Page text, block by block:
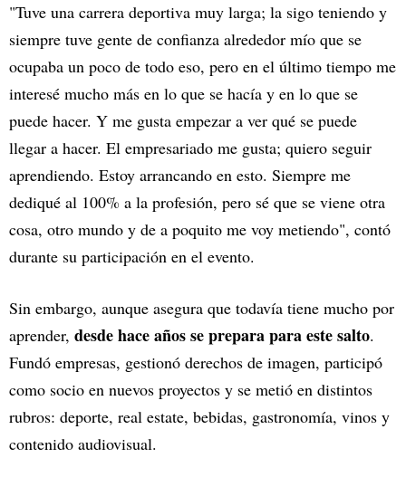
"Tuve una carrera deportiva muy larga; la sigo teniendo y
siempre tuve gente de confianza alrededor mío que se
ocupaba un poco de todo eso, pero en el último tiempo me
interesé mucho más en lo que se hacía y en lo que se
puede hacer. Y me gusta empezar a ver qué se puede
llegar a hacer. El empresariado me gusta; quiero seguir
aprendiendo. Estoy arrancando en esto. Siempre me
dediqué al 100% a la profesión, pero sé que se viene otra
cosa, otro mundo y de a poquito me voy metiendo", contó
durante su participación en el evento.
Sin embargo, aunque asegura que todavía tiene mucho por
aprender, desde hace años se prepara para este salto.
Fundó empresas, gestionó derechos de imagen, participó
como socio en nuevos proyectos y se metió en distintos
rubros: deporte, real estate, bebidas, gastronomía, vinos y
contenido audiovisual.